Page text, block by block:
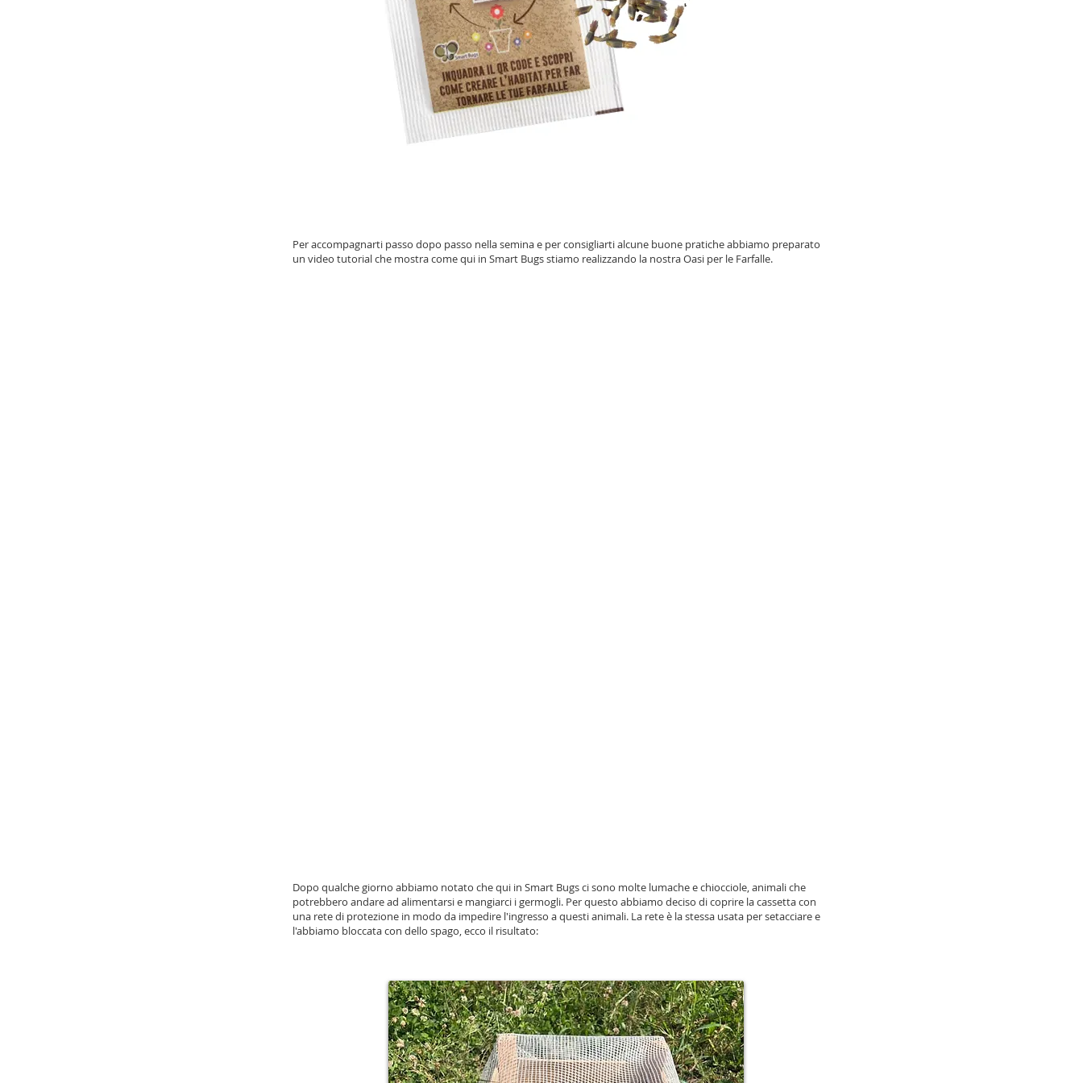
Per accompagnarti passo dopo passo nella semina e per consigliarti alcune buone pratiche abbiamo preparato
un video tutorial che mostra come qui in Smart Bugs stiamo realizzando la nostra Oasi per le Farfalle.
Dopo qualche giorno abbiamo notato che qui in Smart Bugs ci sono molte lumache e chiocciole, animali che
potrebbero andare ad alimentarsi e mangiarci i germogli. Per questo abbiamo deciso di coprire la cassetta con
una rete di protezione in modo da impedire l'ingresso a questi animali. La rete è la stessa usata per setacciare e
l'abbiamo bloccata con dello spago, ecco il risultato: